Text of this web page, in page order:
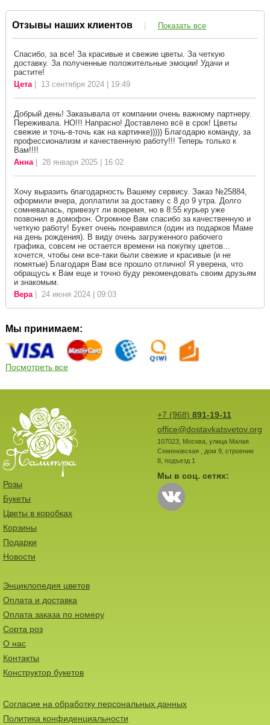
Отзывы наших клиентов | Показать все
Спасибо, за все! За красивые и свежие цветы. За четкую
доставку. За полученные положительные эмоции! Удачи и
растите!
Цета| 13 сентября 2024 | 19:49
Добрый день! Заказывала от компании очень важному партнеру.
Переживала. НО!!! Напрасно! Доставлено всё в срок! Цветы
свежие и точь-в-точь как на картинке))))) Благодарю команду, за
профессионализм и качественную работу!!! Теперь только к
Вам!!!!
Анна| 28 января 2025 | 16:02
Хочу выразить благодарность Вашему сервису. Заказ №25884,
оформили вчера, доплатили за доставку с 8 до 9 утра. Долго
сомневалась, привезут ли вовремя, но в 8:55 курьер уже
позвонил в домофон. Огромное Вам спасибо за качественную и
четкую работу! Букет очень понравился (один из подарков Маме
на день рождения). В виду очень загруженного рабочего
графика, совсем не остается времени на покупку цветов...
хочется, чтобы они все-таки были свежие и красивые (и не
помятые) Благодаря Вам все прошло отлично! Я уверена, что
обращусь к Вам еще и точно буду рекомендовать своим друзьям
и знакомым.
Вера| 24 июня 2024 | 09:03
Мы принимаем:
Посмотреть все
+7 (968) 891-19-11
office@dostavkatsvetov.org
107023, Москва, улица Малая
Семеновская , дом 9, строение
8, подъезд 1
Мы в соц. сетях:
Розы
Букеты
Цветы в коробках
Корзины
Подарки
Новости
Энциклопедия цветов
Оплата и доставка
Оплата заказа по номеру
Сорта роз
О нас
Контакты
Конструктор букетов
Согласие на обработку персональных данных
Политика конфиденциальности